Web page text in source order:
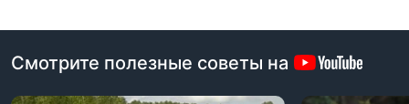
Смотрите полезные советы на